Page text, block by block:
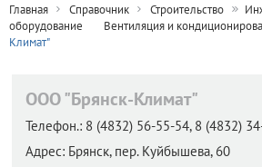
Главная Справочник Строительство
оборудование
Вентиляция и
Климат"
ООО "Брянск-Климат"
Телефон.: 8 (4832) 56-55-54, 8 (4832)
Адрес: Брянск, пер. Куйбышева, 60